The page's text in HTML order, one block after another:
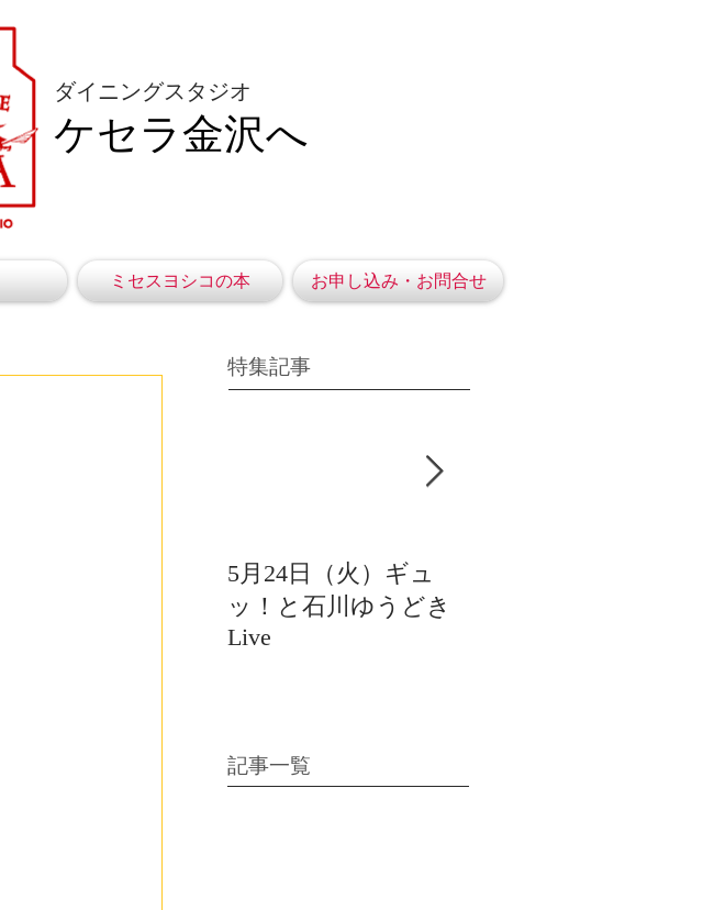
ダイニングスタジオ
ケセラ金沢へ
ミセスヨシコの本 お申し込み・お問合せ
特集記事
5月24日（火）ギュ
ッ！と石川ゆうどき
Live
記事一覧